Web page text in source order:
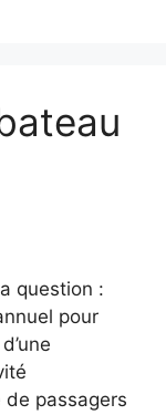
question :
pour
passagers